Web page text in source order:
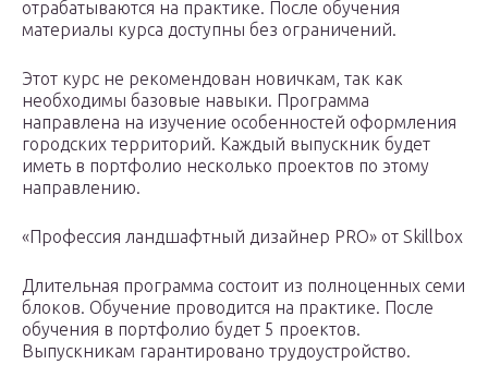
отрабатываются на практике. После обучения
материалы курса доступны без ограничений.
Этот курс не рекомендован новичкам, так как
необходимы базовые навыки. Программа
направлена на изучение особенностей оформления
городских территорий. Каждый выпускник будет
иметь в портфолио несколько проектов по этому
направлению.
«Профессия ландшафтный дизайнер PRO» от Skillbox
Длительная программа состоит из полноценных семи
блоков. Обучение проводится на практике. После
обучения в портфолио будет 5 проектов.
Выпускникам гарантировано трудоустройство.